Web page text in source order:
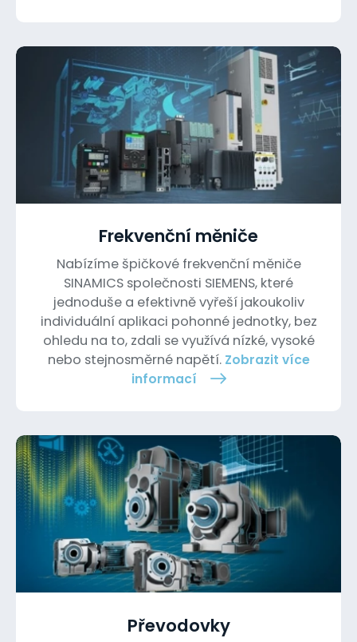
Frekvenční měniče
Nabízíme špičkové frekvenční měniče
SINAMICS společnosti SIEMENS, které
jednoduše a efektivně vyřeší jakoukoliv
individuální aplikaci pohonné jednotky, bez
ohledu na to, zdali se využívá nízké, vysoké
nebo stejnosměrné napětí. Zobrazit více
informací
Převodovky